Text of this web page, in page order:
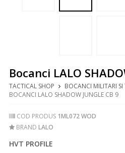
Bocanci LALO
TACTICAL SHOP BOCANCI MILITARI SI
BOCANCI LALO SHADOW JUNGLE CB 9
COD PRODUS 1ML072 WOD
BRAND LALO
HVT PROFILE